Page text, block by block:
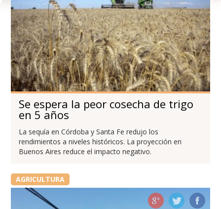
Se espera la peor cosecha de trigo
en 5 años
La sequía en Córdoba y Santa Fe redujo los
rendimientos a niveles históricos. La proyección en
Buenos Aires reduce el impacto negativo.
AGRICULTURA